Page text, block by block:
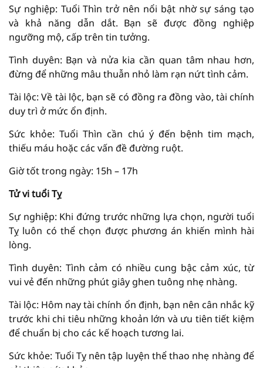
Sự nghiệp: Tuổi Thìn trở nên nổi bật nhờ sự sáng tạo
và khả năng dẫn dắt. Bạn sẽ được đồng nghiệp
ngưỡng mộ, cấp trên tin tưởng.
Tình duyên: Bạn và nửa kia cần quan tâm nhau hơn,
đừng để những mâu thuẫn nhỏ làm rạn nứt tình cảm.
Tài lộc: Về tài lộc, bạn sẽ có đồng ra đồng vào, tài chính
duy trì ở mức ổn định.
Sức khỏe: Tuổi Thìn cần chú ý đến bệnh tim mạch,
thiếu máu hoặc các vấn đề đường ruột.
Giờ tốt trong ngày: 15h – 17h
Tử vi tuổi Tỵ
Sự nghiệp: Khi đứng trước những lựa chọn, người tuổi
Tỵ luôn có thể chọn được phương án khiến mình hài
lòng.
Tình duyên: Tình cảm có nhiều cung bậc cảm xúc, từ
vui vẻ đến những phút giây ghen tuông nhẹ nhàng.
Tài lộc: Hôm nay tài chính ổn định, bạn nên cân nhắc kỹ
trước khi chi tiêu những khoản lớn và ưu tiên tiết kiệm
để chuẩn bị cho các kế hoạch tương lai.
Sức khỏe: Tuổi Tỵ nên tập luyện thể thao nhẹ nhàng để